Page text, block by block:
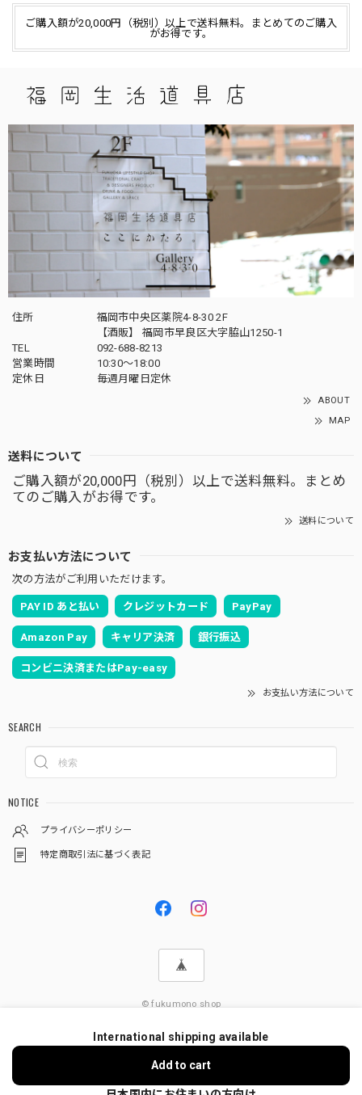
ご購入額が20,000円（税別）以上で送料無料。まとめてのご購入
がお得です。
住所
福岡市中央区薬院4-8-30 2F
【酒販】 福岡市早良区大字脇山1250-1
TEL
092-688-8213
営業時間
10:30～18:00
定休日
毎週月曜日定休
ABOUT
MAP
送料について
ご購入額が20,000円（税別）以上で送料無料。まとめ
てのご購入がお得です。
送料について
お支払い方法について
次の方法がご利用いただけます。
PAY ID あと払い クレジットカード PayPay
Amazon Pay キャリア決済 銀行振込
コンビニ決済またはPay-easy
お支払い方法について
SEARCH
NOTICE
プライバシーポリシー
特定商取引法に基づく表記
© fukumono shop
International shipping available
Add to cart